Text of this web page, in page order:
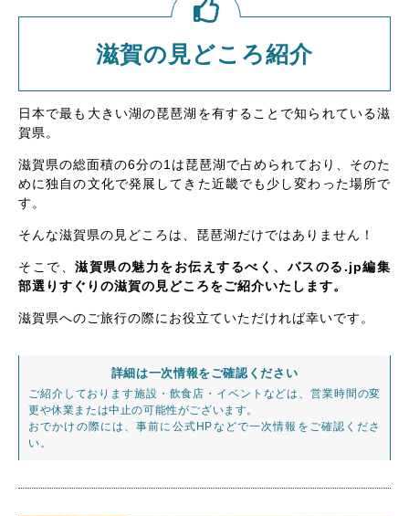
滋賀の見どころ紹介
日本で最も大きい湖の琵琶湖を有することで知られている滋
賀県。
滋賀県の総面積の6分の1は琵琶湖で占められており、そのた
めに独自の文化で発展してきた近畿でも少し変わった場所で
す。
そんな滋賀県の見どころは、琵琶湖だけではありません！
そこで、滋賀県の魅力をお伝えするべく、バスのる.jp編集
部選りすぐりの滋賀の見どころをご紹介いたします。
滋賀県へのご旅行の際にお役立ていただければ幸いです。
詳細は一次情報をご確認ください
ご紹介しております施設・飲食店・イベントなどは、営業時間の変
更や休業または中止の可能性がございます。
おでかけの際には、事前に公式HPなどで一次情報をご確認くださ
い。